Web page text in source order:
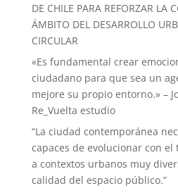
DE CHILE PARA REFORZAR LA
ÁMBITO DEL DESARROLLO
CIRCULAR
«Es fundamental crear
ciudadano para que sea un
mejore su propio entorno.» –
Re_Vuelta estudio
“La ciudad contemporánea
capaces de evolucionar con
a contextos urbanos muy
calidad del espacio público.”